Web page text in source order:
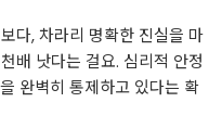
다, 차라리 명확한 진실을 마
배 낫다는 걸요. 심리적 안정
완벽히 통제하고 있다는 확